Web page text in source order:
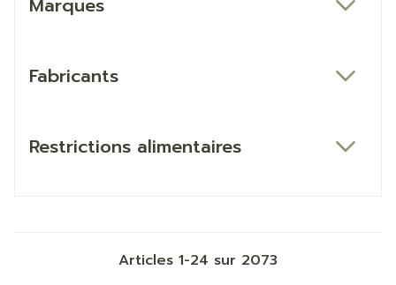
Marques
Fabricants
Restrictions alimentaires
Articles 1-24 sur 2073